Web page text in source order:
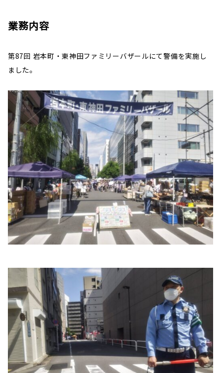
業務内容
第87回 岩本町・東神田ファミリーバザールにて警備を実施し
ました。